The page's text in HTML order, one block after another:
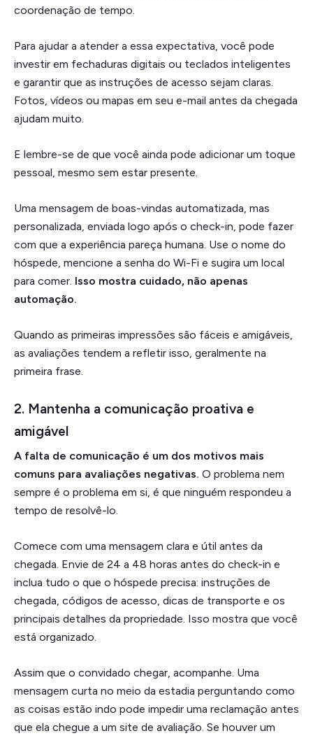
coordenação de tempo.
Para ajudar a atender a essa expectativa, você pode
investir em fechaduras digitais ou teclados inteligentes
e garantir que as instruções de acesso sejam claras.
Fotos, vídeos ou mapas em seu e-mail antes da chegada
ajudam muito.
E lembre-se de que você ainda pode adicionar um toque
pessoal, mesmo sem estar presente.
Uma mensagem de boas-vindas automatizada, mas
personalizada, enviada logo após o check-in, pode fazer
com que a experiência pareça humana. Use o nome do
hóspede, mencione a senha do Wi-Fi e sugira um local
para comer. Isso mostra cuidado, não apenas
automação.
Quando as primeiras impressões são fáceis e amigáveis,
as avaliações tendem a refletir isso, geralmente na
primeira frase.
2. Mantenha a comunicação proativa e
amigável
A falta de comunicação é um dos motivos mais
comuns para avaliações negativas. O problema nem
sempre é o problema em si, é que ninguém respondeu a
tempo de resolvê-lo.
Comece com uma mensagem clara e útil antes da
chegada. Envie de 24 a 48 horas antes do check-in e
inclua tudo o que o hóspede precisa: instruções de
chegada, códigos de acesso, dicas de transporte e os
principais detalhes da propriedade. Isso mostra que você
está organizado.
Assim que o convidado chegar, acompanhe. Uma
mensagem curta no meio da estadia perguntando como
as coisas estão indo pode impedir uma reclamação antes
que ela chegue a um site de avaliação. Se houver um